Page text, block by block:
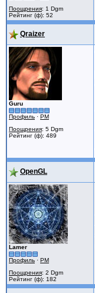
Поощрения: 1 Dgm
Рейтинг (ф): 52
Qraizer
Guru
Профиль · PM
Поощрения: 5 Dgm
Рейтинг (ф): 489
OpenGL
Lamer
Профиль · PM
Поощрения: 2 Dgm
Рейтинг (ф): 182